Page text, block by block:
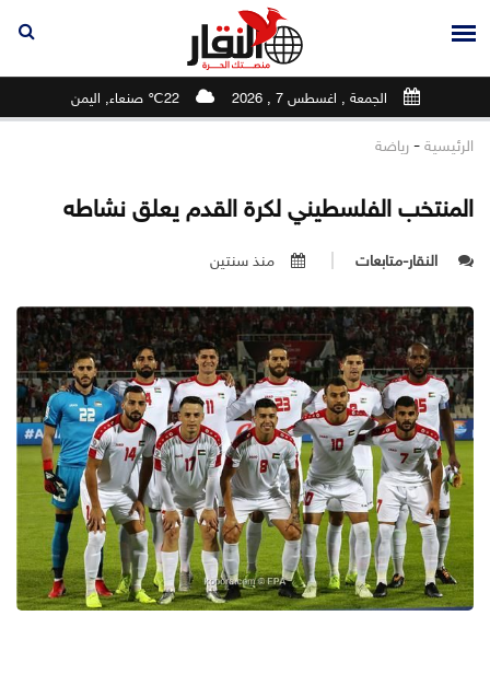
الجمعة , اغسطس 7 , 2026 22℃ صنعاء, اليمن
الرئيسية - رياضة
المنتخب الفلسطيني لكرة القدم يعلق نشاطه
النقار-متابعات منذ سنتين